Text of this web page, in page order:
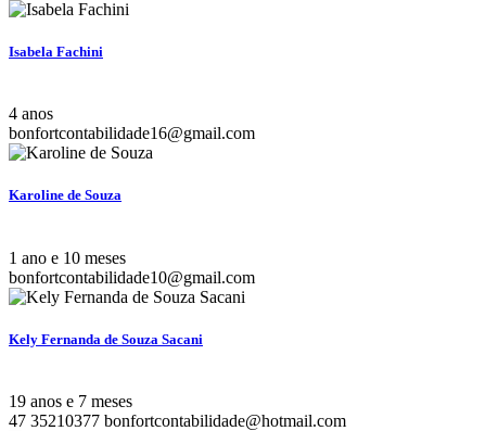
Isabela Fachini
4 anos
bonfortcontabilidade16@gmail.com
Karoline de Souza
1 ano e 10 meses
bonfortcontabilidade10@gmail.com
Kely Fernanda de Souza Sacani
19 anos e 7 meses
47 35210377 bonfortcontabilidade@hotmail.com